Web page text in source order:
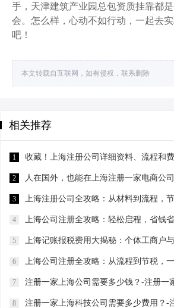
手，天津建筑产业园总包资质挂靠都
会。怎么样，心动不如行动，一起去
吧！
本文转载自互联网，如有侵权，联系删除
相关推荐
1 收藏！上海注册公司详细资料、流程和费用-收藏！上海注册公
2 人在国外，也能在上海注册一家电商公司-人在国外，也能
3 上海注册公司全攻略：从材料到流程，节税技巧大揭秘-上海注
4 上海公司注册全攻略：轻松启程，省钱省心-上海公
5 上海记账报税费用大揭秘：个体工商户与有限公司，谁更省钱？-
6 上海公司注册全攻略：从流程到节税，一文读懂！-上海
7 注册一家上海公司需要多少钱？-注册一家上海
8 注册一家上海科技公司需要多少费用？-注册一家上海科